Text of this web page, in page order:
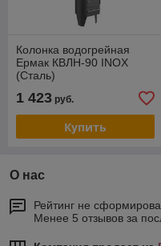
Колонка водогрейная
Ермак КВЛН-90 INOX
(Сталь)
1 423 руб.
Купить
О нас
Рейтинг не
Менее 5 отзывов за